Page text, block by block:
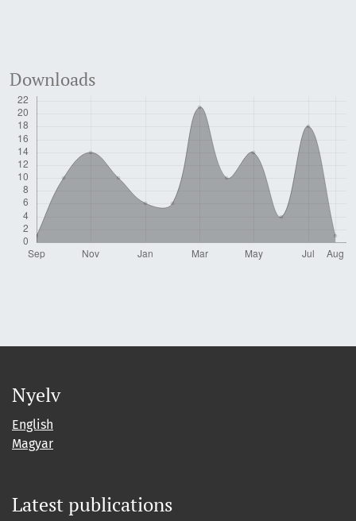
Downloads
Nyelv
English
Magyar
Latest publications